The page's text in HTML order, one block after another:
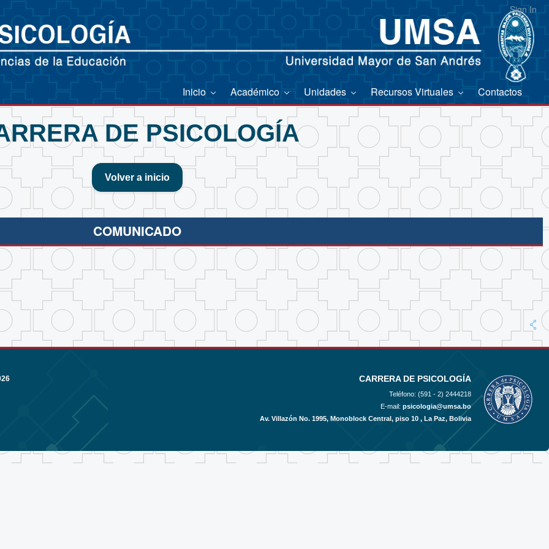
Sign In
Inicio Académico Unidades Recursos Virtuales Contactos
DE PSICOLOGÍA
Volver a inicio
COMUNICADO
CARRERA DE PSICOLOGÍA
Teléfono: (591 - 2) 2444218
E-mail: psicologia@umsa.bo
Av. Villazón No. 1995, Monoblock Central, piso 10 , La Paz, Bolivia